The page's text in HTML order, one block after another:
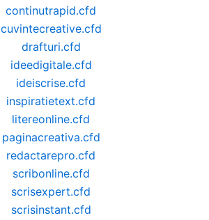
continutrapid.cfd
cuvintecreative.cfd
drafturi.cfd
ideedigitale.cfd
ideiscrise.cfd
inspiratietext.cfd
litereonline.cfd
paginacreativa.cfd
redactarepro.cfd
scribonline.cfd
scrisexpert.cfd
scrisinstant.cfd